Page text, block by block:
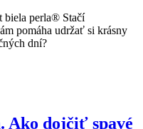
biela perla® Stačí
pomáha udržať si krásny
dní?
Ako dojčiť spavé